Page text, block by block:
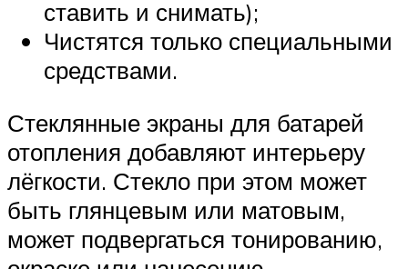
ставить и снимать);
Чистятся только специальными
средствами.
Стеклянные экраны для батарей
отопления добавляют интерьеру
лёгкости. Стекло при этом может
быть глянцевым или матовым,
может подвергаться тонированию,